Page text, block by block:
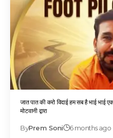
जात पात की करो विदाई हम सब है भाई भाई
मोटवानी द्वारा
ByPrem Soni 6 months ago